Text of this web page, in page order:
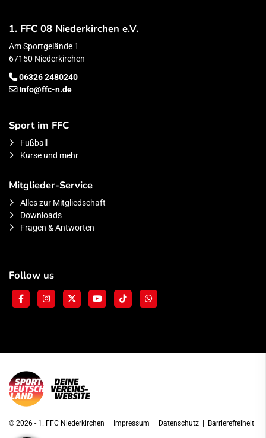
1. FFC 08 Niederkirchen e.V.
Am Sportgelände 1
67150 Niederkirchen
06326 2480240
Info@ffc-n.de
Sport im FFC
Fußball
Kurse und mehr
Mitglieder-Service
Alles zur Mitgliedschaft
Downloads
Fragen & Antworten
Follow us
© 2026 - 1. FFC Niederkirchen | Impressum | Datenschutz | Barrierefreiheit